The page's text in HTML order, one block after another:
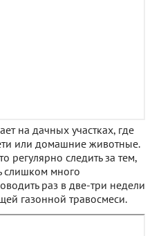
на дачных участках, где
или домашние животные.
регулярно следить за тем,
слишком много
раз в две-три недели
газонной травосмеси.